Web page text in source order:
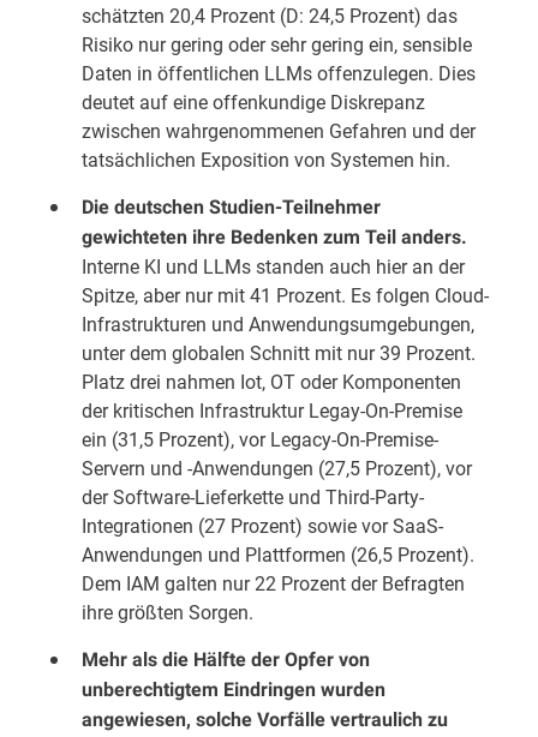
schätzten 20,4 Prozent (D: 24,5 Prozent) das
Risiko nur gering oder sehr gering ein, sensible
Daten in öffentlichen LLMs offenzulegen. Dies
deutet auf eine offenkundige Diskrepanz
zwischen wahrgenommenen Gefahren und der
tatsächlichen Exposition von Systemen hin.
Die deutschen Studien-Teilnehmer
gewichteten ihre Bedenken zum Teil anders.
Interne KI und LLMs standen auch hier an der
Spitze, aber nur mit 41 Prozent. Es folgen Cloud-
Infrastrukturen und Anwendungsumgebungen,
unter dem globalen Schnitt mit nur 39 Prozent.
Platz drei nahmen Iot, OT oder Komponenten
der kritischen Infrastruktur Legay-On-Premise
ein (31,5 Prozent), vor Legacy-On-Premise-
Servern und -Anwendungen (27,5 Prozent), vor
der Software-Lieferkette und Third-Party-
Integrationen (27 Prozent) sowie vor SaaS-
Anwendungen und Plattformen (26,5 Prozent).
Dem IAM galten nur 22 Prozent der Befragten
ihre größten Sorgen.
Mehr als die Hälfte der Opfer von
unberechtigtem Eindringen wurden
angewiesen, solche Vorfälle vertraulich zu